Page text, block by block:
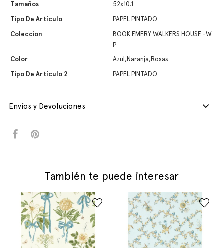
Tamaños
52x10.1
Tipo De Artículo
PAPEL PINTADO
Coleccion
BOOK EMERY WALKERS HOUSE -W
P
Color
Azul,Naranja,Rosas
Tipo De Artículo 2
PAPEL PINTADO
Envíos y Devoluciones
También te puede interesar